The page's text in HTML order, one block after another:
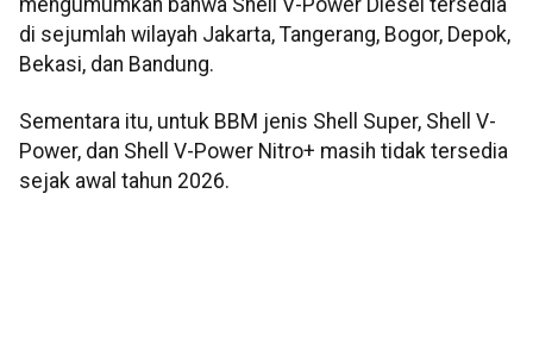
mengumumkan bahwa Shell V-Power Diesel tersedia
di sejumlah wilayah Jakarta, Tangerang, Bogor, Depok,
Bekasi, dan Bandung.
Sementara itu, untuk BBM jenis Shell Super, Shell V-
Power, dan Shell V-Power Nitro+ masih tidak tersedia
sejak awal tahun 2026.